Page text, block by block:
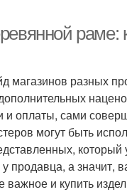
раме:
магазинов разных
и оплаты, сами
могут быть
который
продавца, а значит,
и купить